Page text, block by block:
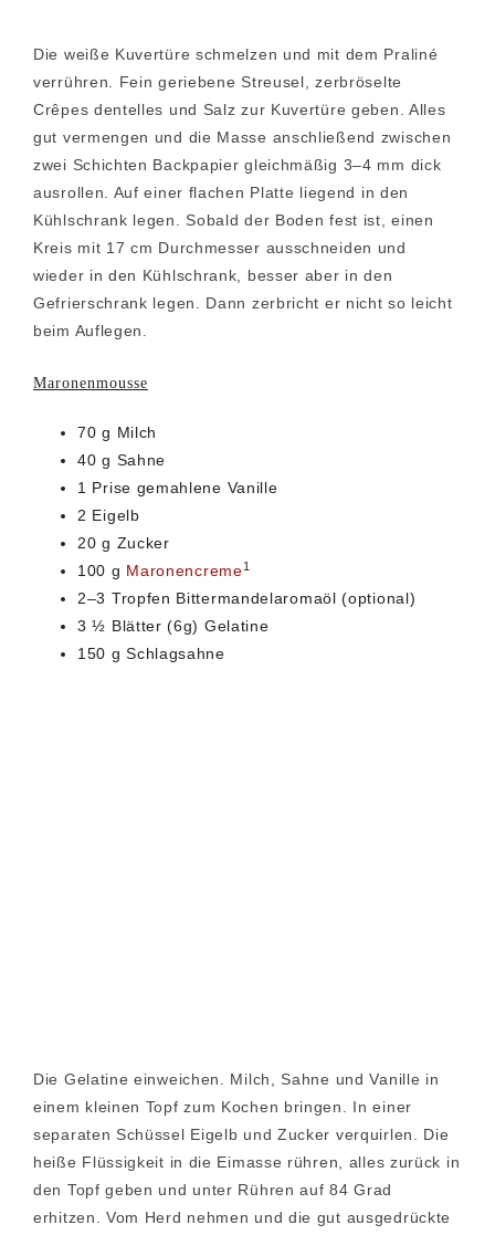
Die weiße Kuvertüre schmelzen und mit dem Praliné
verrühren. Fein geriebene Streusel, zerbröselte
Crêpes dentelles und Salz zur Kuvertüre geben. Alles
gut vermengen und die Masse anschließend zwischen
zwei Schichten Backpapier gleichmäßig 3–4 mm dick
ausrollen. Auf einer flachen Platte liegend in den
Kühlschrank legen. Sobald der Boden fest ist, einen
Kreis mit 17 cm Durchmesser ausschneiden und
wieder in den Kühlschrank, besser aber in den
Gefrierschrank legen. Dann zerbricht er nicht so leicht
beim Auflegen.
Maronenmousse
70 g Milch
40 g Sahne
1 Prise gemahlene Vanille
2 Eigelb
20 g Zucker
100 g Maronencreme1
2–3 Tropfen Bittermandelaromaöl (optional)
3 ½ Blätter (6g) Gelatine
150 g Schlagsahne
Die Gelatine einweichen. Milch, Sahne und Vanille in
einem kleinen Topf zum Kochen bringen. In einer
separaten Schüssel Eigelb und Zucker verquirlen. Die
heiße Flüssigkeit in die Eimasse rühren, alles zurück in
den Topf geben und unter Rühren auf 84 Grad
erhitzen. Vom Herd nehmen und die gut ausgedrückte